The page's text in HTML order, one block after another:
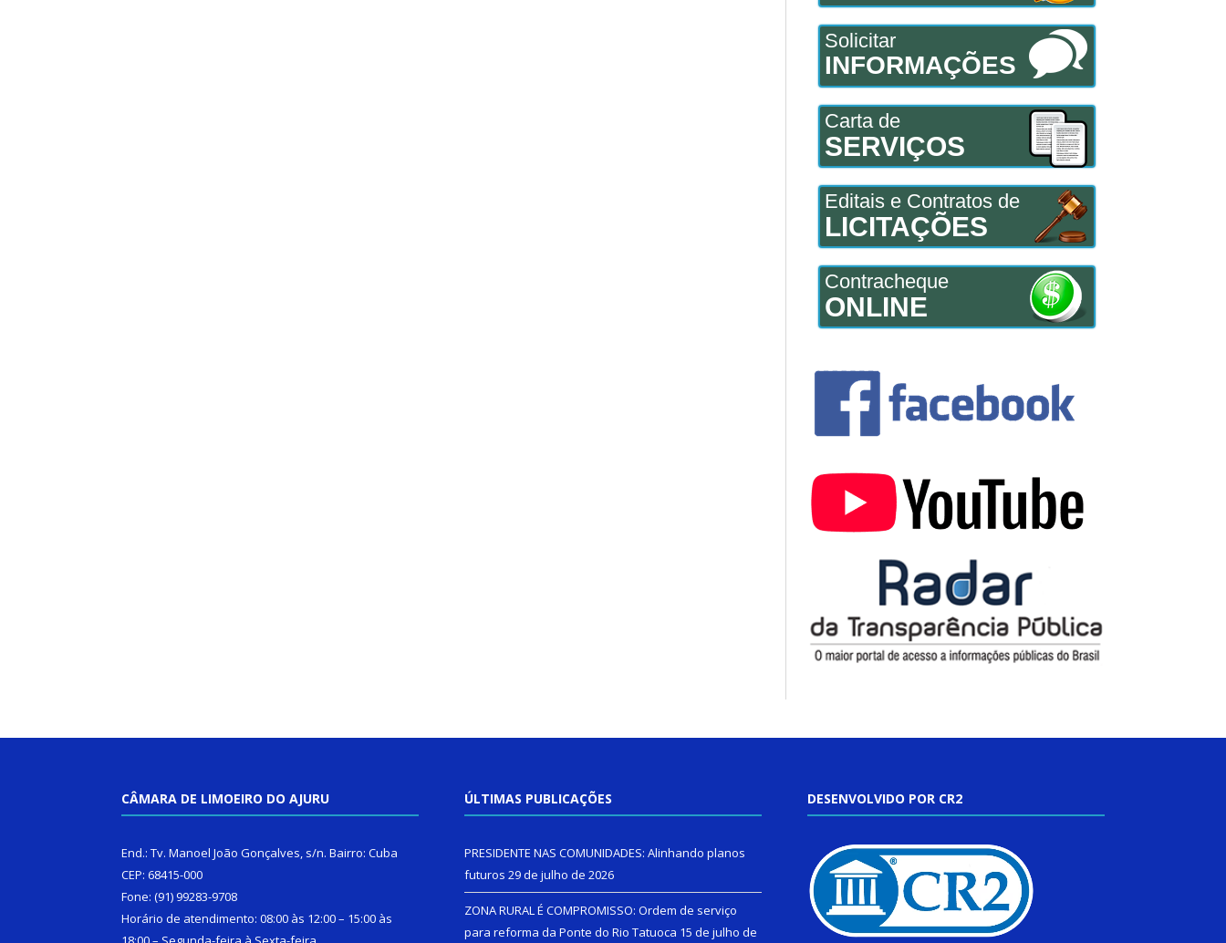
Solicitar
INFORMAÇÕES
Carta de
SERVIÇOS
Editais e Contratos de
LICITAÇÕES
Contracheque
ONLINE
CÂMARA DE LIMOEIRO DO AJURU
End.: Tv. Manoel João Gonçalves, s/n. Bairro: Cuba
CEP: 68415-000
Fone: (91) 99283-9708
Horário de atendimento: 08:00 às 12:00 – 15:00 às
ÚLTIMAS PUBLICAÇÕES
PRESIDENTE NAS COMUNIDADES: Alinhando planos
futuros 29 de julho de 2026
ZONA RURAL É COMPROMISSO: Ordem de serviço
para reforma da Ponte do Rio Tatuoca 15 de julho de
DESENVOLVIDO POR CR2